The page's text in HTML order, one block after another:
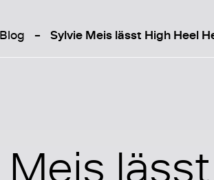
Blog Sylvie Meis lässt High Heel